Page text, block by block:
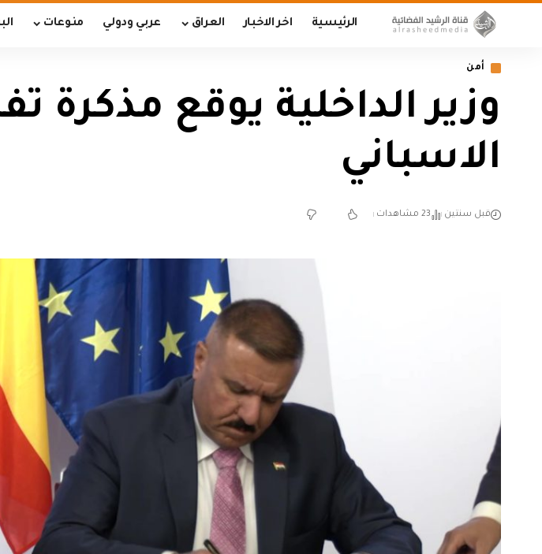
الرئيسية اخر الاخبار العراق عربي ودولي منوعات
أمن
وزير الداخلية يوقع مذكرة
الاسباني
قبل سنتين 23 مشاهدات